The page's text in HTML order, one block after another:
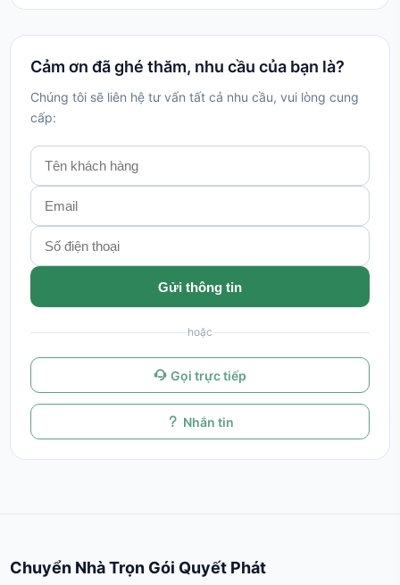
phải có kinh nghiệm dày dặn và đội ngũ am hiểu địa
hình. Quyết Phát tự hào mang đến dịch vụ vậ...
Cảm ơn đã ghé thăm, nhu cầu của bạn là?
Chúng tôi sẽ liên hệ tư vấn tất cả nhu cầu, vui lòng cung
cấp:
Gửi thông tin
hoặc
Gọi trực tiếp
Nhắn tin
Chuyển Nhà Trọn Gói Quyết Phát